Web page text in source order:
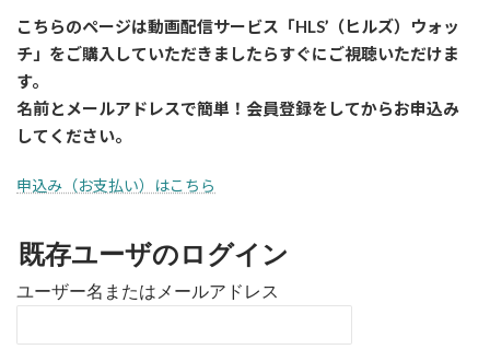
こちらのページは動画配信サービス「HLS’（ヒルズ）ウォッ
チ」をご購入していただきましたらすぐに ご視聴いただけま
す。
名前とメールアドレスで簡単！会員登録をしてからお申込み
してください。
申込み（お支払い）はこちら
既存ユーザのログイン
ユーザー名またはメールアドレス